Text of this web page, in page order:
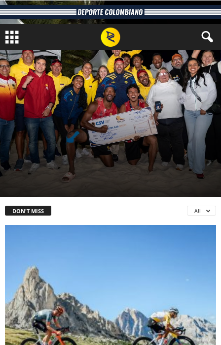
MÁS DEPORTES VOLEIBOL
Yeferson De La Hoz y Juan Carlos
Noriega, subcampeones del Circuito
Sudamericano de Vóley Playa en
Bogotá
Por Santiago Gutiérrez
DON'T MISS All